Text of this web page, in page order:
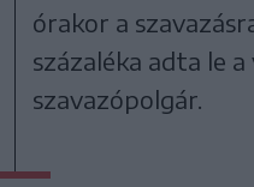
órakor a
százaléka adta le
szavazópolgár.